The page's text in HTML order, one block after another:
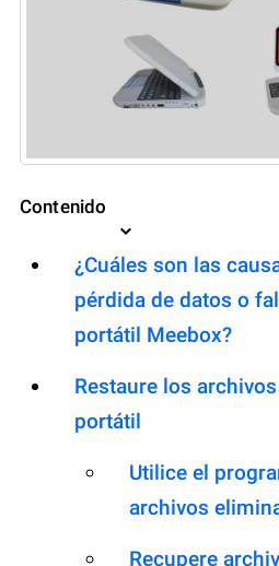
Contenido
¿Cuáles son las
pérdida de datos o
portátil Meebox?
Restaure los
portátil
Utilice el
archivos
Recupere